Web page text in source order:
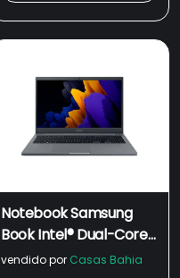
Notebook Samsung
Book Intel® Dual-Core
- Windows 11 Home,
vendido por Casas Bahia